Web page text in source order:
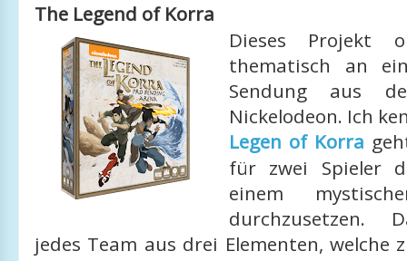
The Legend of Korra
Dieses Projekt
thematisch an
Sendung aus
Nickelodeon. Ich
Legen of Korra
für zwei Spieler
einem
durchzusetzen.
jedes Team aus drei Elementen, welche